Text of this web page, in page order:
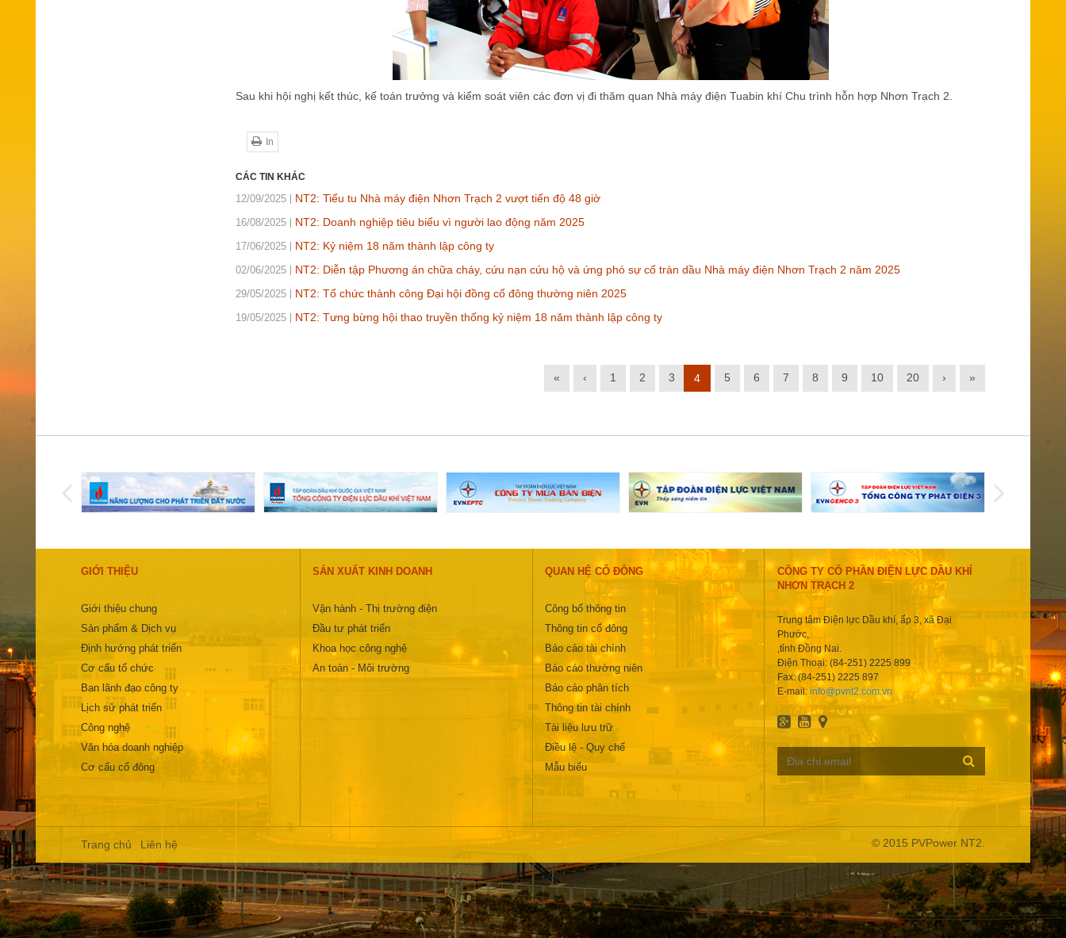
Sau khi hội nghị kết thúc, kế toán trưởng và kiểm soát viên các đơn vị đi thăm quan Nhà máy điện Tuabin khí Chu trình hỗn hợp Nhơn Trạch 2.
In
CÁC TIN KHÁC
12/09/2025 NT2: Tiểu tu Nhà máy điện Nhơn Trạch 2 vượt tiến độ 48 giờ
16/08/2025 NT2: Doanh nghiệp tiêu biểu vì người lao động năm 2025
17/06/2025 NT2: Kỷ niệm 18 năm thành lập công ty
02/06/2025 NT2: Diễn tập Phương án chữa cháy, cứu nạn cứu hộ và ứng phó sự cố tràn dầu Nhà máy điện Nhơn Trạch 2 năm 2025
29/05/2025 NT2: Tổ chức thành công Đại hội đồng cổ đông thường niên 2025
19/05/2025 NT2: Tưng bừng hội thao truyền thống kỷ niệm 18 năm thành lập công ty
« ‹ 1 2 3 4 5 6 7 8 9 10 20 › »
GIỚI THIỆU
Giới thiệu chung
Sản phẩm & Dịch vụ
Định hướng phát triển
Cơ cấu tổ chức
Ban lãnh đạo công ty
Lịch sử phát triển
Công nghệ
Văn hóa doanh nghiệp
Cơ cấu cổ đông
SẢN XUẤT KINH DOANH
Vận hành - Thị trường điện
Đầu tư phát triển
Khoa học công nghệ
An toàn - Môi trường
QUAN HỆ CỔ ĐÔNG
Công bố thông tin
Thông tin cổ đông
Báo cáo tài chính
Báo cáo thường niên
Báo cáo phân tích
Thông tin tài chính
Tài liệu lưu trữ
Điều lệ - Quy chế
Mẫu biểu
CÔNG TY CỔ PHẦN ĐIỆN LỰC DẦU KHÍ
NHƠN TRẠCH 2
Trung tâm Điện lực Dầu khí, ấp 3, xã Đại
Phước,
,tỉnh Đồng Nai.
Điện Thoại: (84-251) 2225 899
Fax: (84-251) 2225 897
E-mail: info@pvnt2.com.vn
Trang chủ Liên hệ © 2015 PVPower NT2.